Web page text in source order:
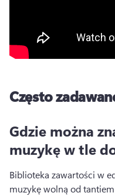
Często
Gdzie można
muzykę w tle
Biblioteka zawartości w
muzykę wolną od